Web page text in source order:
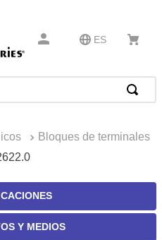
ES
Bloques de terminales
Y MEDIOS
1.
m85049
2.
4.
m45938